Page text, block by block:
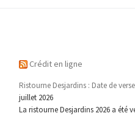
Crédit en ligne
Ristourne Desjardins : Date de
juillet 2026
La ristourne Desjardins 2026 a été